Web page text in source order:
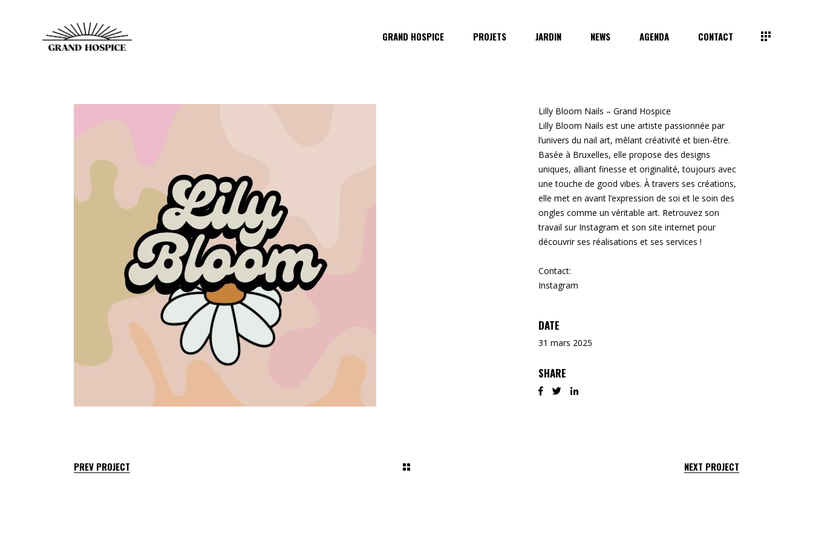
GRAND HOSPICE PROJETS JARDIN NEWS AGENDA CONTACT
Lilly Bloom Nails –Grand Hospice
Lilly Bloom Nails est une artiste passionnée par
l’univers du nail art, mêlant créativité et bien-être.
Basée à Bruxelles, elle propose des designs
uniques, alliant finesse et originalité, toujours avec
une touche de good vibes. À travers ses créations,
elle met en avant l’expression de soi et le soin des
ongles comme un véritable art. Retrouvez son
travail sur Instagram et son site internet pour
découvrir ses réalisations et ses services !
Contact:
Instagram
DATE
31 mars 2025
SHARE
PREV PROJECT NEXT PROJECT